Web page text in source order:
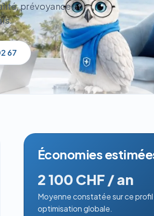
prévoyance et
67
Économies
2 100 CHF / an
Moyenne constatée sur ce
optimisation globale.